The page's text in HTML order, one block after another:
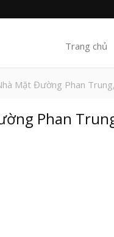
Trang chủ
Mặt Đường Phan
Phan